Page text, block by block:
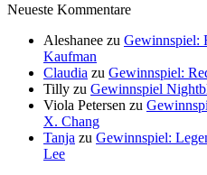
Neueste Kommentare
Aleshanee zu Gewinnspiel:
Kaufman
Claudia zu Gewinnspiel:
Tilly zu Gewinnspiel
Viola Petersen zu
X. Chang
Tanja zu Gewinnspiel:
Lee